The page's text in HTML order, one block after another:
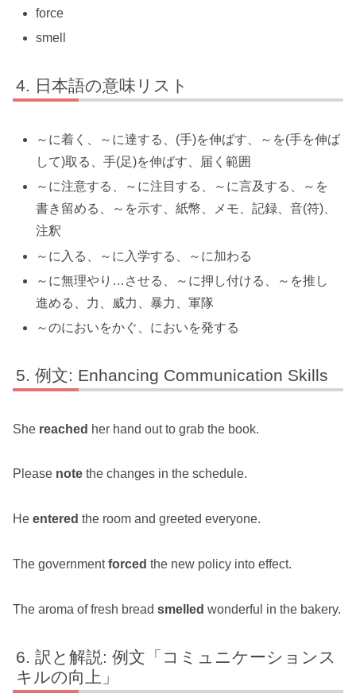
force
smell
日本語の意味リスト
～に着く、～に達する、(手)を伸ばす、～を(手を伸ば
して)取る、手(足)を伸ばす、届く範囲
～に注意する、～に注目する、～に言及する、～を
書き留める、～を示す、紙幣、メモ、記録、音(符)、
注釈
～に入る、～に入学する、～に加わる
～に無理やり…させる、～に押し付ける、～を推し
進める、力、威力、暴力、軍隊
～のにおいをかぐ、においを発する
例文: Enhancing Communication Skills
She reached her hand out to grab the book.
Please note the changes in the schedule.
He entered the room and greeted everyone.
The governmentforced the new policy into effect.
The aroma of fresh bread smelled wonderful in the bakery.
訳と解説: 例文「コミュニケーションス
キルの向上」